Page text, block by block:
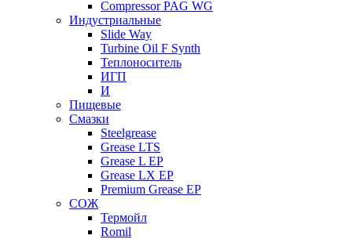
Compressor PAG WG
Индустриальные
Slide Way
Turbine Oil F Synth
Теплоноситель
ИГП
И
Пищевые
Смазки
Steelgrease
Grease LTS
Grease L EP
Grease LX EP
Premium Grease EP
СОЖ
Термойл
Romil